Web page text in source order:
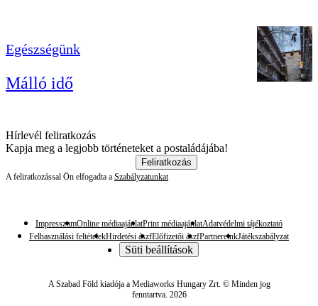
Egészségünk
Málló idő
Hírlevél feliratkozás
Kapja meg a legjobb történeteket a postaládájába!
Feliratkozás
A feliratkozással Ön elfogadta a Szabályzatunkat
ImpresszumOnline médiaajánlatPrint médiaajánlatAdatvédelmi tájékoztató
Felhasználási feltételekHirdetési ászfElőfizetői ászfPartnereinkJátékszabályzat
Süti beállítások
A Szabad Föld kiadója a Mediaworks Hungary Zrt. © Minden jog
fenntartva. 2026